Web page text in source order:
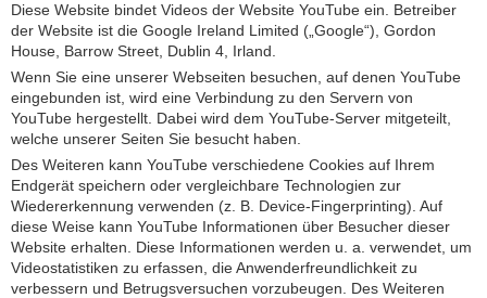
Diese Website bindet Videos der Website YouTube ein. Betreiber
der Website ist die Google Ireland Limited („Google“), Gordon
House, Barrow Street, Dublin 4, Irland.
Wenn Sie eine unserer Webseiten besuchen, auf denen YouTube
eingebunden ist, wird eine Verbindung zu den Servern von
YouTube hergestellt. Dabei wird dem YouTube-Server mitgeteilt,
welche unserer Seiten Sie besucht haben.
Des Weiteren kann YouTube verschiedene Cookies auf Ihrem
Endgerät speichern oder vergleichbare Technologien zur
Wiedererkennung verwenden (z. B. Device-Fingerprinting). Auf
diese Weise kann YouTube Informationen über Besucher dieser
Website erhalten. Diese Informationen werden u. a. verwendet, um
Videostatistiken zu erfassen, die Anwenderfreundlichkeit zu
verbessern und Betrugsversuchen vorzubeugen. Des Weiteren